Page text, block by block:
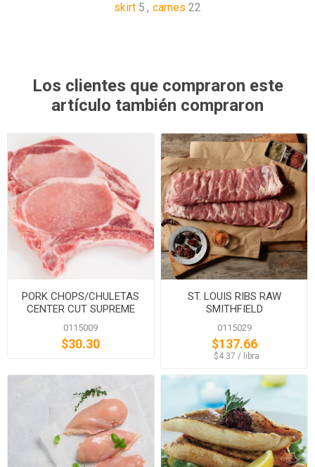
skirt 5 , carnes 22
Los clientes que compraron este
artículo también compraron
PORK CHOPS/CHULETAS
CENTER CUT SUPREME
0115009
$30.30
ST. LOUIS RIBS RAW
SMITHFIELD
0115029
$137.66
‏‏‎ ‎‏‏‎ ‎$4.37 / libra